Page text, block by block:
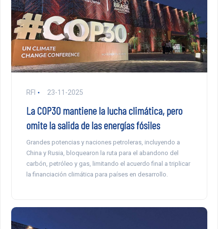
RFI 23-11-2025
La COP30 mantiene la lucha climática, pero
omite la salida de las energías fósiles
Grandes potencias y naciones petroleras, incluyendo a
China y Rusia, bloquearon la ruta para el abandono del
carbón, petróleo y gas, limitando el acuerdo final a triplicar
la financiación climática para países en desarrollo.